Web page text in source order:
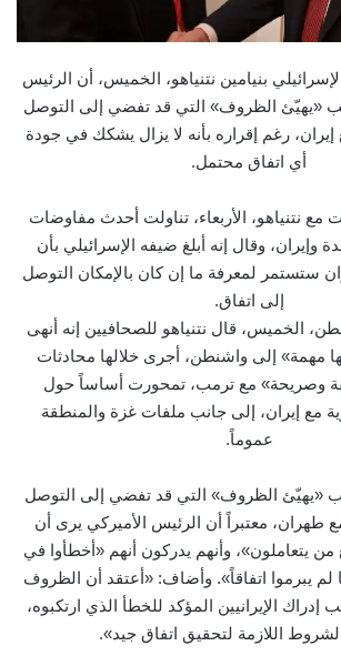
بنيامين نتنياهو، الخميس، أن الرئيس
«يهيّئ الظروف» التي قد تفضي إلى التوصل
رغم إقراره بأنه لا يزال يشكك في جودة
أي اتفاق محتمل.
نتنياهو، الأربعاء، تناولت أحدث مفاوضات
وإيران، وقال إنه أبلغ ضيفه الإسرائيلي بأن
​ستستمر لمعرفة ما إن كان بالإمكان التوصل
إلى اتفاق.
الخميس، قال نتنياهو للصحافيين إنه أنهى
مهمة» إلى واشنطن، أجرى خلالها محادثات
وصريحة» مع ترمب، تمحورت أساساً حول
مع إيران، إلى جانب ملفات غزة والمنطقة
عموماً.
«يهيّئ الظروف» التي قد تفضي إلى التوصل
طهران، معتبراً أن الرئيس الأميركي يرى أن
من يتعاملون»، وأنهم يدركون أنهم «أخطأوا في
لم يبرموا اتفاقاً». وأضاف: «أعتقد أن الظروف
إدراك الإيرانيين المؤكد للخطأ الذي ارتكبوه،
اللازمة لتحقيق اتفاق جيد».